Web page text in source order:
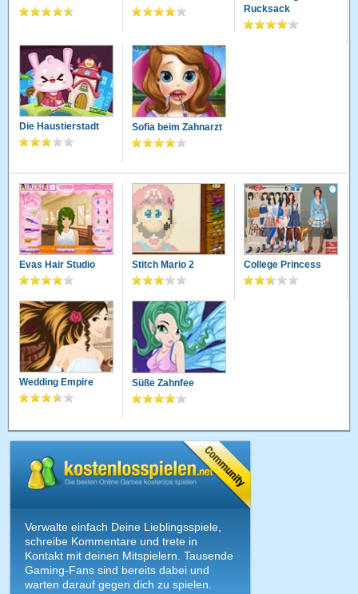
Rucksack
Die Haustierstadt Sofia beim Zahnarzt
Evas Hair Studio Stitch Mario 2 College Princess
Wedding Empire Süße Zahnfee
Verwalte einfach Deine Lieblingsspiele,
schreibe Kommentare und trete in
Kontakt mit deinen Mitspielern. Tausende
Gaming-Fans sind bereits dabei und
warten darauf gegen dich zu spielen.